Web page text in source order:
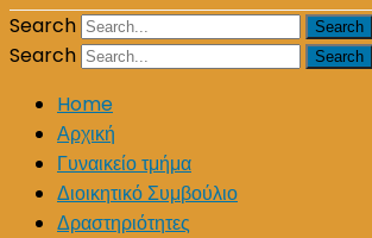
Search
Search
Home
Αρχική
Γυναικείο τμήμα
Διοικητικό Συμβούλιο
Δραστηριότητες